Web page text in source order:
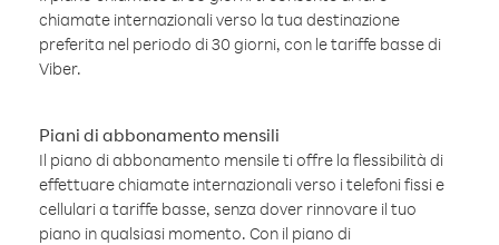
chiamate internazionali verso la tua destinazione
preferita nel periodo di 30 giorni, con le tariffe basse di
Viber.
Piani di abbonamento mensili
Il piano di abbonamento mensile ti offre la flessibilità di
effettuare chiamate internazionali verso i telefoni fissi e
cellulari a tariffe basse, senza dover rinnovare il tuo
piano in qualsiasi momento. Con il piano di